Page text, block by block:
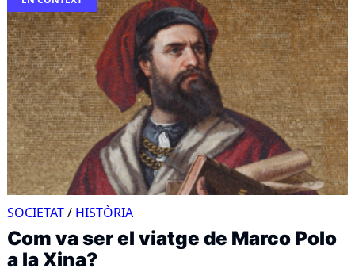
SOCIETAT/ HISTÒRIA
Com va ser el viatge de Marco Polo
a la Xina?